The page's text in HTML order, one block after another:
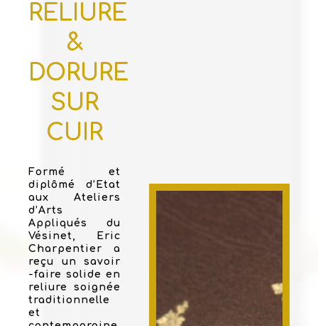
RELIURE
&
DORURE
SUR
CUIR
Formé et
diplômé d’Etat
aux Ateliers
d’Arts
Appliqués du
Vésinet, Eric
Charpentier a
reçu un savoir
-faire solide en
reliure soignée
traditionnelle
et